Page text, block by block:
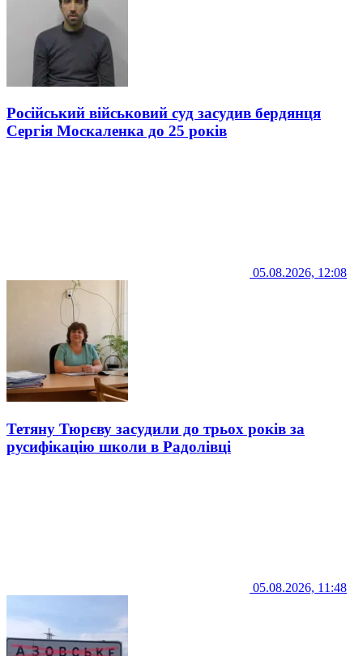
Російський військовий суд засудив бердянця
Сергія Москаленка до 25 років
05.08.2026, 12:08
Тетяну Тюрєву засудили до трьох років за
русифікацію школи в Радолівці
05.08.2026, 11:48